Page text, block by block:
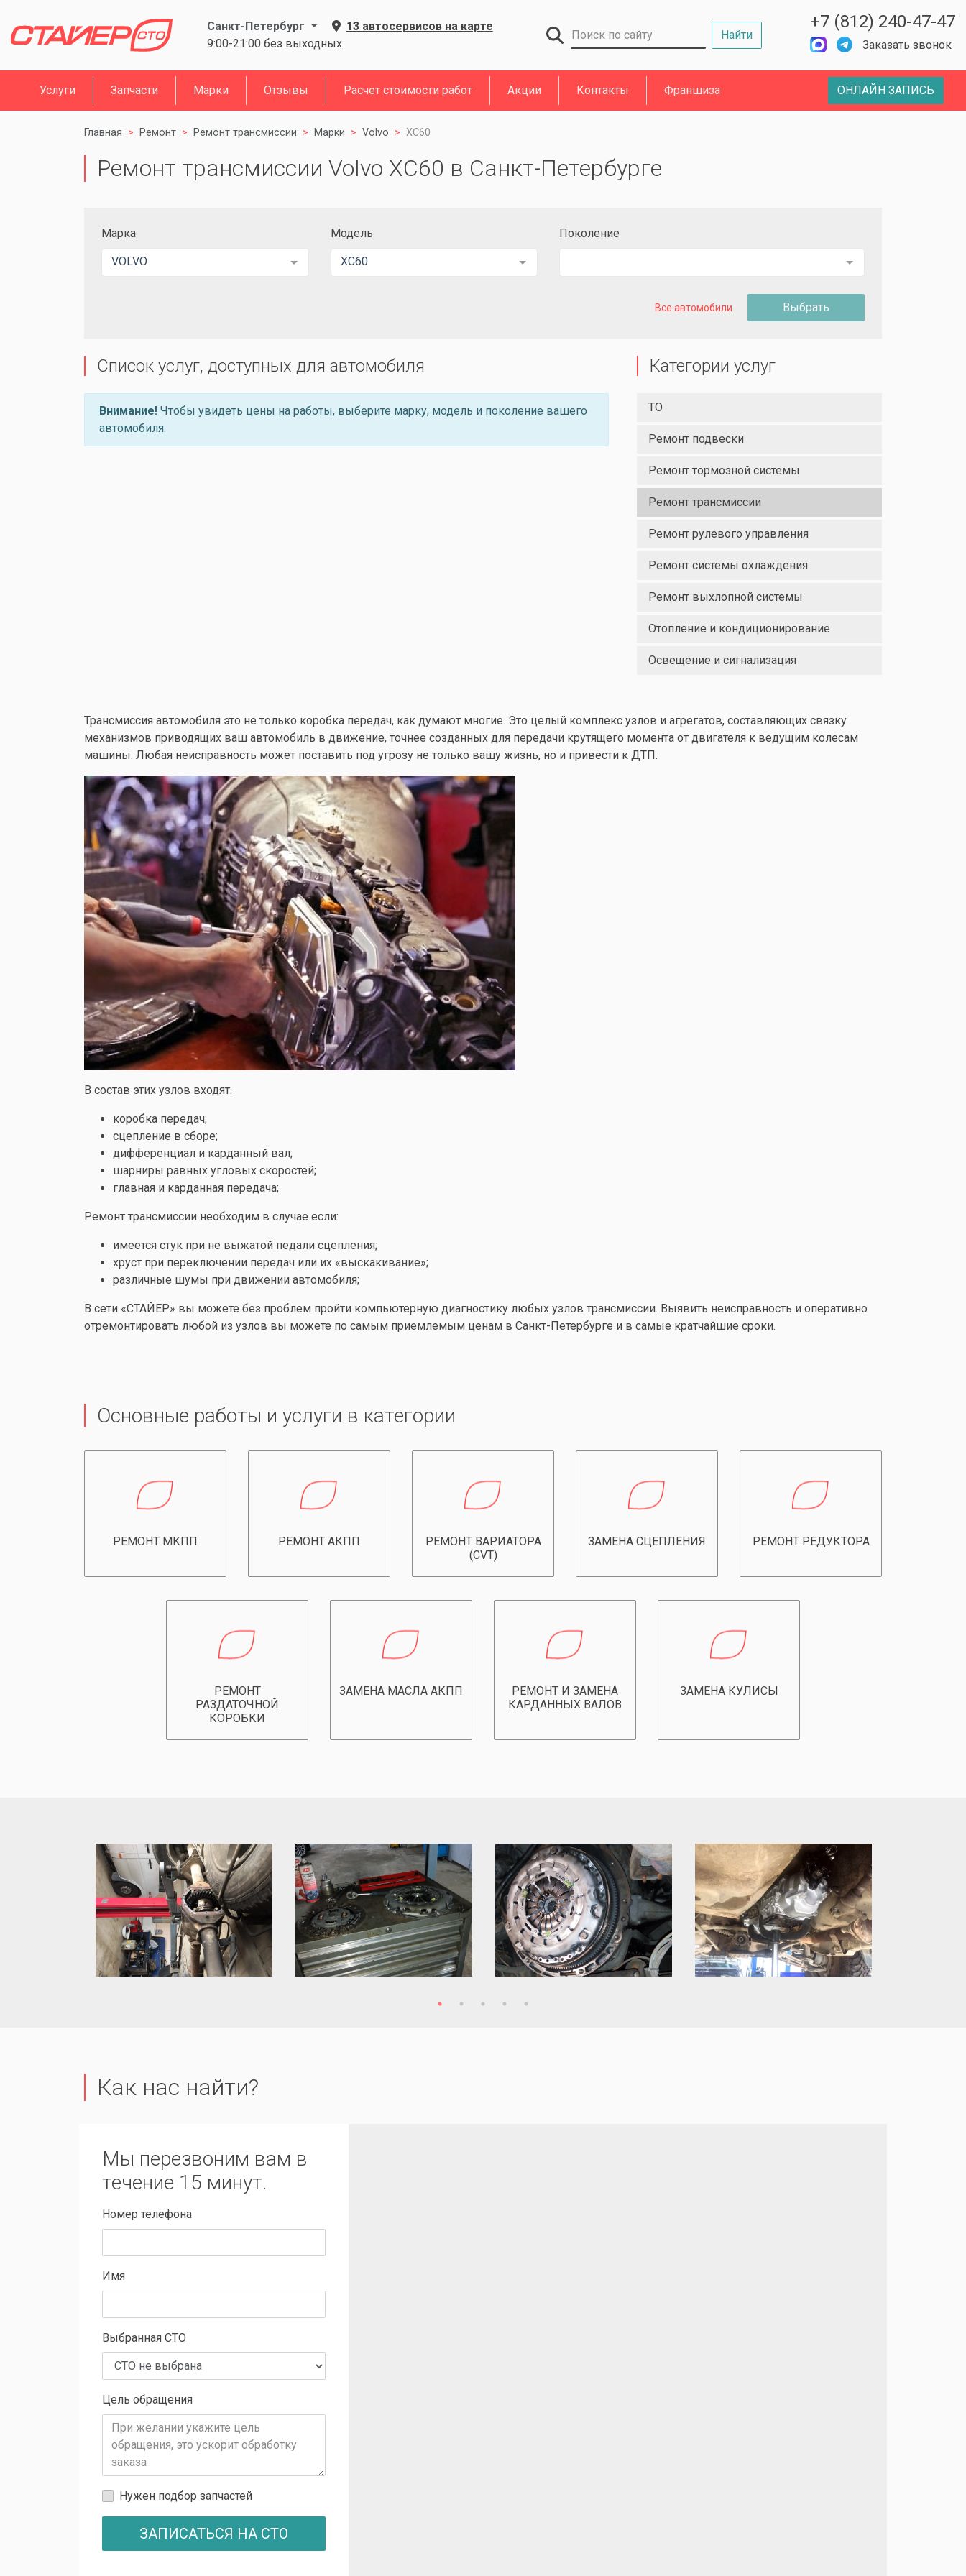
Санкт-Петербург
13 автосервисов на карте
9:00-21:00 без выходных
Найти
+7 (812) 240-47-47
Заказать звонок
Услуги Запчасти Марки Отзывы Расчет стоимости работ Акции Контакты Франшиза ОНЛАЙН ЗАПИСЬ
Главная Ремонт Ремонт трансмиссии Марки Volvo XC60
Ремонт трансмиссии Volvo XC60 в Санкт-Петербурге
Марка
VOLVO
Модель
XC60
Поколение
Все автомобили Выбрать
Список услуг, доступных для автомобиля
Внимание! Чтобы увидеть цены на работы, выберите марку, модель и поколение вашего
автомобиля.
Категории услуг
ТО
Ремонт подвески
Ремонт тормозной системы
Ремонт трансмиссии
Ремонт рулевого управления
Ремонт системы охлаждения
Ремонт выхлопной системы
Отопление и кондиционирование
Освещение и сигнализация
Трансмиссия автомобиля это не только коробка передач, как думают многие. Это целый комплекс узлов и агрегатов, составляющих связку
механизмов приводящих ваш автомобиль в движение, точнее созданных для передачи крутящего момента от двигателя к ведущим колесам
машины. Любая неисправность может поставить под угрозу не только вашу жизнь, но и привести к ДТП.
В состав этих узлов входят:
коробка передач;
сцепление в сборе;
дифференциал и карданный вал;
шарниры равных угловых скоростей;
главная и карданная передача;
Ремонт трансмиссии необходим в случае если:
имеется стук при не выжатой педали сцепления;
хруст при переключении передач или их «выскакивание»;
различные шумы при движении автомобиля;
В сети «СТАЙЕР» вы можете без проблем пройти компьютерную диагностику любых узлов трансмиссии. Выявить неисправность и оперативно
отремонтировать любой из узлов вы можете по самым приемлемым ценам в Санкт-Петербурге и в самые кратчайшие сроки.
Основные работы и услуги в категории
РЕМОНТ МКПП РЕМОНТ АКПП
РЕМОНТ ВАРИАТОРА
(CVT)
ЗАМЕНА СЦЕПЛЕНИЯ РЕМОНТ РЕДУКТОРА
РЕМОНТ
РАЗДАТОЧНОЙ
КОРОБКИ
ЗАМЕНА МАСЛА АКПП
РЕМОНТ И ЗАМЕНА
КАРДАННЫХ ВАЛОВ
ЗАМЕНА КУЛИСЫ
Как нас найти?
Мы перезвоним вам в
течение 15 минут.
Номер телефона
Имя
Выбранная СТО
Цель обращения
Нужен подбор запчастей
ЗАПИСАТЬСЯ НА СТО